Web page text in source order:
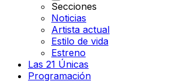
Secciones
Noticias
Artista actual
Estilo de vida
Estreno
Las 21 Únicas
Programación